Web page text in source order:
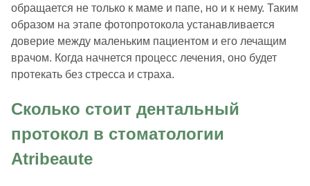
обращается не только к маме и папе, но и к нему. Таким
образом на этапе фотопротокола устанавливается
доверие между маленьким пациентом и его лечащим
врачом. Когда начнется процесс лечения, оно будет
протекать без стресса и страха.
Сколько стоит дентальный
протокол в стоматологии
Atribeaute